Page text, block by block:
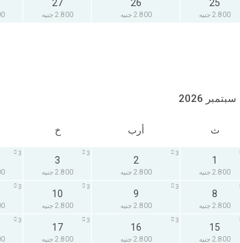
25
2.800 جنيه
26
2.800 جنيه
27
2.800 جنيه
سبتمبر 2026
ث أرب خ
1
2.800 جنيه
2
2.800 جنيه
3
3
2.800 جنيه
3
3
8
2.800 جنيه
9
2.800 جنيه
3
10
2.800 جنيه
3
3
15
2.800 جنيه
16
2.800 جنيه
3
17
2.800 جنيه
3
3